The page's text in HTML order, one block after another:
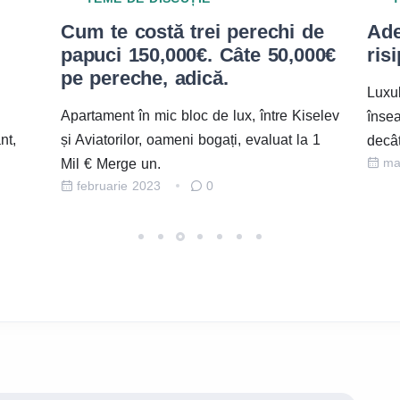
1
Adevăratul lux înseamnă
risipă
Luxul adevărat, prin însăși definiția lui,
înseamnă risipă Adică mai mare, mai mult
decât e necesar pentru a.
martie 2022
noi